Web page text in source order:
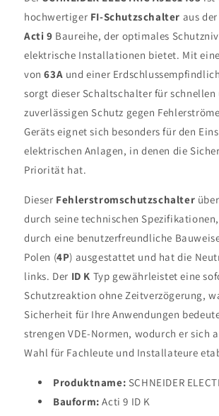
30-
A
-
IDK
30-
A
-
IDK
hochwertiger FI-Schutzschalter aus
Acti 9 Baureihe, der optimales
elektrische Installationen bietet. Mit
von63A und einer
sorgt dieser Schaltschalter für schnellen
zuverlässigen Schutz gegen
Geräts eignet sich besonders für den
elektrischen Anlagen, in denen die
Priorität hat.
Dieser Fehlerstromschutzschalter
durch seine technischen
durch eine benutzerfreundliche
Polen (4P) ausgestattet und hat die
links. Der ID K Typ gewährleistet eine
Schutzreaktion ohne Zeitverzögerung,
Sicherheit für Ihre Anwendungen
strengen VDE-Normen, wodurch er sich
Wahl für Fachleute und Installateure
Produktname: SCHNEIDER
Bauform: Acti 9 ID K